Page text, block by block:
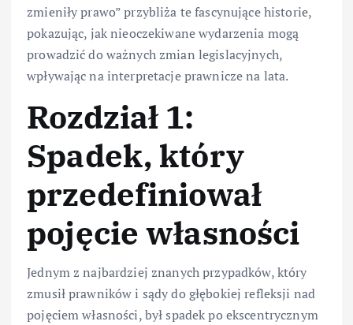
zmieniły prawo” przybliża te fascynujące historie,
pokazując, jak nieoczekiwane wydarzenia mogą
prowadzić do ważnych zmian legislacyjnych,
wpływając na interpretacje prawnicze na lata.
Rozdział 1:
Spadek, który
przedefiniował
pojęcie własności
Jednym z najbardziej znanych przypadków, który
zmusił prawników i sądy do głębokiej refleksji nad
pojęciem własności, był spadek po ekscentrycznym